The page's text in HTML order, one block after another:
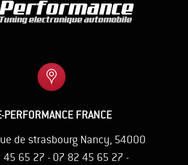
PERFORMANCE FRANCE
de strasbourg Nancy, 54000
45 65 27 - 07 82 45 65 27 -